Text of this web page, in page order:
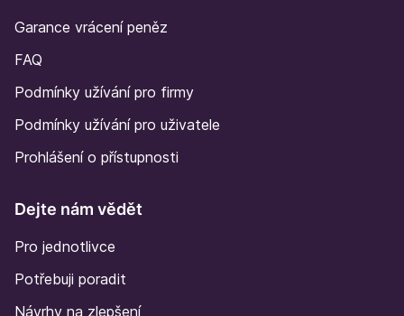
Garance vrácení peněz
FAQ
Podmínky užívání pro firmy
Podmínky užívání pro uživatele
Prohlášení o přístupnosti
Dejte nám vědět
Pro jednotlivce
Potřebuji poradit
Návrhy na zlepšení